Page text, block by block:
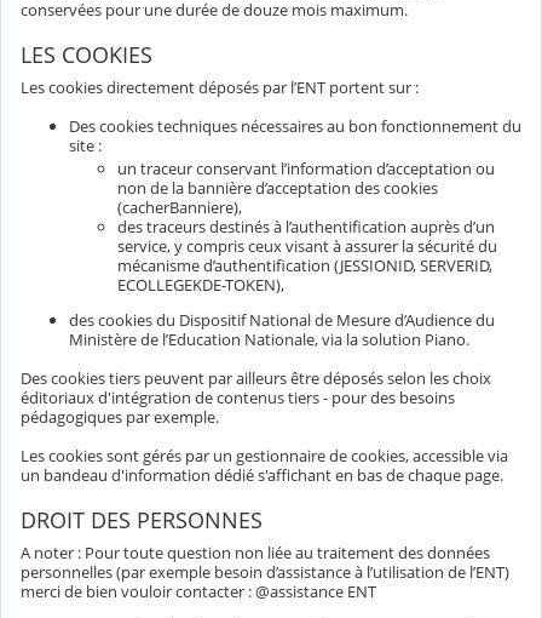
conservées pour une durée de douze mois maximum.
LES COOKIES
Les cookies directement déposés par l’ENT portent sur :
Des cookies techniques nécessaires au bon fonctionnement du
site :
un traceur conservant l’information d’acceptation ou
non de la bannière d’acceptation des cookies
(cacherBanniere),
des traceurs destinés à l’authentification auprès d’un
service, y compris ceux visant à assurer la sécurité du
mécanisme d’authentification (JESSIONID, SERVERID,
ECOLLEGEKDE-TOKEN),
des cookies du Dispositif National de Mesure d’Audience du
Ministère de l’Education Nationale, via la solution Piano.
Des cookies tiers peuvent par ailleurs être déposés selon les choix
éditoriaux d'intégration de contenus tiers - pour des besoins
pédagogiques par exemple.
Les cookies sont gérés par un gestionnaire de cookies, accessible via
un bandeau d'information dédié s'affichant en bas de chaque page.
DROIT DES PERSONNES
A noter : Pour toute question non liée au traitement des données
personnelles (par exemple besoin d’assistance à l’utilisation de l’ENT)
merci de bien vouloir contacter : @assistance ENT